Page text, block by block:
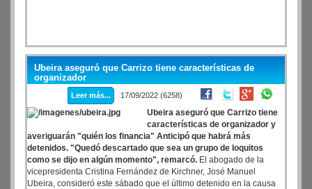
Ubeira aseguró que Carrizo tiene características de
organizador
Leer más... 17/09/2022 (6258)
Ubeira aseguró que Carrizo tiene
características de organizador y
averiguarán "quién los financia" Anticipó que habrá más
detenidos. "Quedó descartado que sea un grupo de loquitos
como se dijo en algún momento", remarcó. El abogado de la
vicepresidenta Cristina Fernández de Kirchner, José Manuel
Ubeira, consideró este sábado que el último detenido en la causa